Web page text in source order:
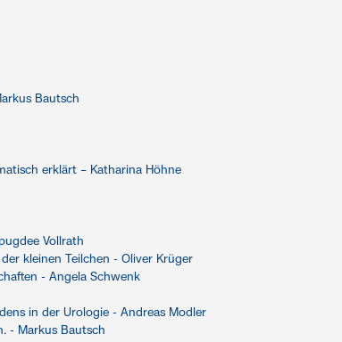
Bautsch
erklärt – Katharina Höhne
Vollrath
kleinen Teilchen - Oliver Krüger
- Angela Schwenk
in der Urologie - Andreas Modler
- Markus Bautsch